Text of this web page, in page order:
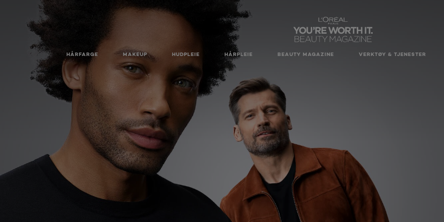
HÅRFARGE MAKEUP HUDPLEIE HÅRPLEIE BEAUTY MAGAZINE VERKTØY & TJENESTER